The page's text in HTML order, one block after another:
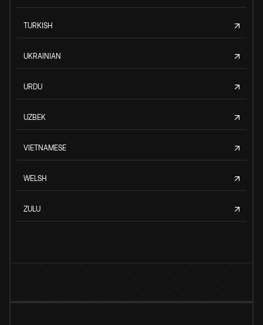
TURKISH
UKRAINIAN
URDU
UZBEK
VIETNAMESE
WELSH
ZULU